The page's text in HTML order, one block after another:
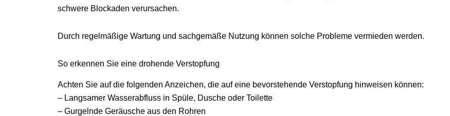
schwere Blockaden verursachen.
Durch regelmäßige Wartung und sachgemäße Nutzung können solche Probleme vermieden werden.
So erkennen Sie eine drohende Verstopfung
Achten Sie auf die folgenden Anzeichen, die auf eine bevorstehende Verstopfung hinweisen können:
– Langsamer Wasserabfluss in Spüle, Dusche oder Toilette
– Gurgelnde Geräusche aus den Rohren